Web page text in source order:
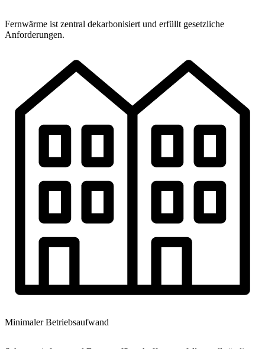
Fernwärme ist zentral dekarbonisiert und erfüllt gesetzliche
Anforderungen.
Minimaler Betriebsaufwand